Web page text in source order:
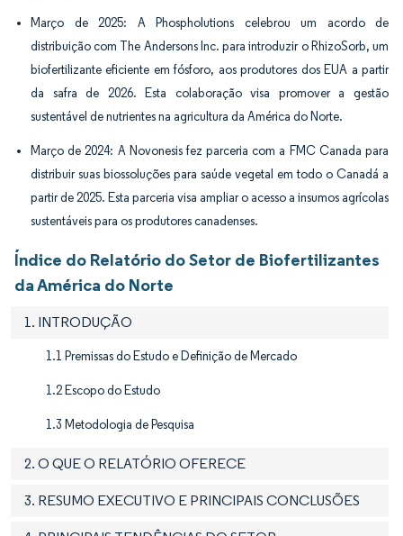
Março de 2025: A Phospholutions celebrou um acordo de
distribuição com The Andersons Inc. para introduzir o RhizoSorb, um
biofertilizante eficiente em fósforo, aos produtores dos EUA a partir
da safra de 2026. Esta colaboração visa promover a gestão
sustentável de nutrientes na agricultura da América do Norte.
Março de 2024: A Novonesis fez parceria com a FMC Canada para
distribuir suas biossoluções para saúde vegetal em todo o Canadá a
partir de 2025. Esta parceria visa ampliar o acesso a insumos agrícolas
sustentáveis para os produtores canadenses.
Índice do Relatório do Setor de Biofertilizantes
da América do Norte
1. INTRODUÇÃO
1.1 Premissas do Estudo e Definição de Mercado
1.2 Escopo do Estudo
1.3 Metodologia de Pesquisa
2. O QUE O RELATÓRIO OFERECE
3. RESUMO EXECUTIVO E PRINCIPAIS CONCLUSÕES